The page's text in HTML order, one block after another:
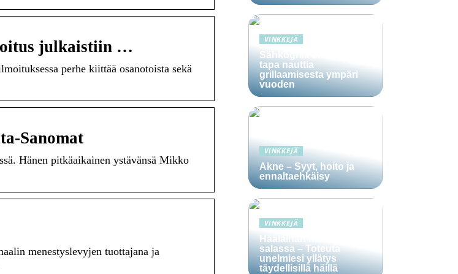
julkaistiin …
perhe kiittää osanotoista sekä
Sanomat
Hänen pitkäaikainen ystävänsä Mikko
menestyslevyjen tuottajana ja
VINKKEJÄ
Sähkögrilli on vaivaton
tapa nauttia
grillaamisesta ympäri
vuoden
VINKKEJÄ
Akne – Syyt, hoito ja
ennaltaehkäisy
VINKKEJÄ
Häälainan hakeminen
salassa – Toteuta
unelmiesi yllätys
täydellisillä häillä